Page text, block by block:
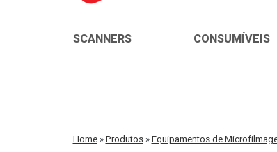
SCANNERS CONSUMÍVEIS
Home»Produtos»Equipamentos de